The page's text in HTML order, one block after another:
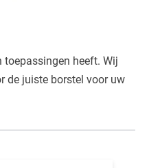
heeft. Wij
de juiste borstel voor uw